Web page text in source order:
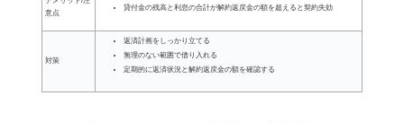
意点
貸付金の残高と利息の合計が解約返戻金の額を超えると契約失効
対策
返済計画をしっかり立てる
無理のない範囲で借り入れる
定期的に返済状況と解約返戻金の額を確認する